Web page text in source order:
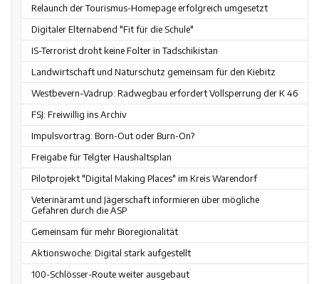
Relaunch der Tourismus-Homepage erfolgreich umgesetzt
Digitaler Elternabend "Fit für die Schule"
IS-Terrorist droht keine Folter in Tadschikistan
Landwirtschaft und Naturschutz gemeinsam für den Kiebitz
Westbevern-Vadrup: Radwegbau erfordert Vollsperrung der K 46
FSJ: Freiwillig ins Archiv
Impulsvortrag: Born-Out oder Burn-On?
Freigabe für Telgter Haushaltsplan
Pilotprojekt "Digital Making Places" im Kreis Warendorf
Veterinäramt und Jägerschaft informieren über mögliche
Gefahren durch die ASP
Gemeinsam für mehr Bioregionalität
Aktionswoche: Digital stark aufgestellt
100-Schlösser-Route weiter ausgebaut